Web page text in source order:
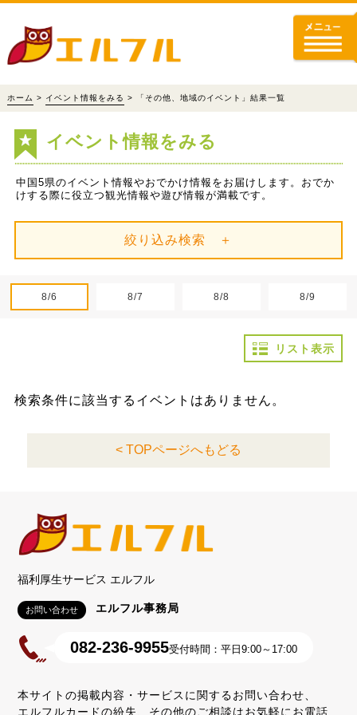
ホーム > イベント情報をみる > 「その他、地域のイベント」結果一覧
イベント情報をみる
中国5県のイベント情報やおでかけ情報をお届けします。おでか
けする際に役立つ観光情報や遊び情報が満載です。
絞り込み検索 ＋
8/6 8/7 8/8 8/9
リスト表示
検索条件に該当するイベントはありません。
< TOPページへもどる
福利厚生サービス エルフル
お問い合わせ エルフル事務局
082-236-9955受付時間：平日9:00～17:00
本サイトの掲載内容・サービスに関するお問い合わせ、
エルフルカードの紛失、その他のご相談はお気軽にお電話